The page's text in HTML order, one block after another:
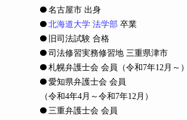
名古屋市 出身
北海道大学 法学部 卒業
旧司法試験 合格
司法修習実務修習地 三重県津市
札幌弁護士会 会員
（令和7年12月～）
愛知県弁護士会 会員
（令和4年4月～令和7年12月）
三重弁護士会 会員